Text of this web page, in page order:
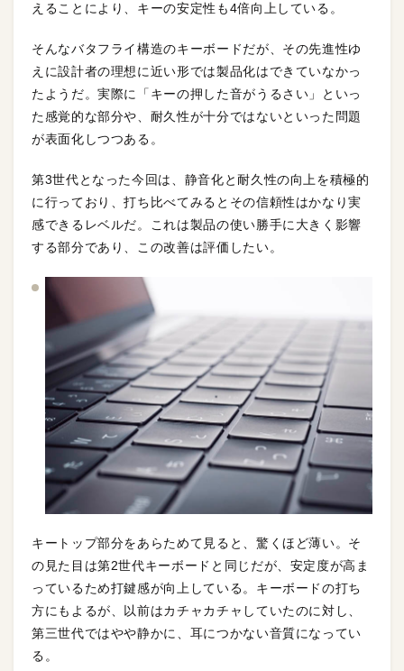
えることにより、キーの安定性も4倍向上している。
そんなバタフライ構造のキーボードだが、その先進性ゆ
えに設計者の理想に近い形では製品化はできていなかっ
たようだ。実際に「キーの押した音がうるさい」といっ
た感覚的な部分や、耐久性が十分ではないといった問題
が表面化しつつある。
第3世代となった今回は、静音化と耐久性の向上を積極的
に行っており、打ち比べてみるとその信頼性はかなり実
感できるレベルだ。これは製品の使い勝手に大きく影響
する部分であり、この改善は評価したい。
キートップ部分をあらためて見ると、驚くほど薄い。そ
の見た目は第2世代キーボードと同じだが、安定度が高ま
っているため打鍵感が向上している。キーボードの打ち
方にもよるが、以前はカチャカチャしていたのに対し、
第三世代ではやや静かに、耳につかない音質になってい
る。